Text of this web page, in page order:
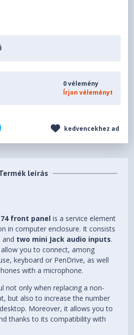
0 vélemény
Írjon véleményt
kedvencekhez ad
leírás
front panel is a service element
in computer enclosure. It consists
and two mini Jack audio inputs.
you to connect, among
keyboard or PenDrive, as well
with a microphone.
not only when replacing a non-
but also to increase the number
Moreover, it allows you to
thanks to its compatibility with